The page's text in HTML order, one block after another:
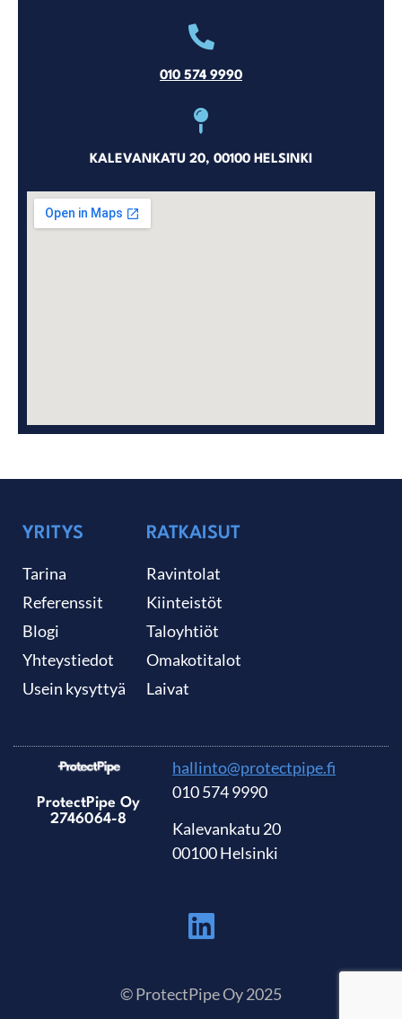
010 574 9990
KALEVANKATU 20, 00100 HELSINKI
YRITYS
Tarina
Referenssit
Blogi
Yhteystiedot
Usein kysyttyä
RATKAISUT
Ravintolat
Kiinteistöt
Taloyhtiöt
Omakotitalot
Laivat
ProtectPipe Oy
2746064-8
hallinto@protectpipe.fi
010 574 9990
Kalevankatu 20
00100 Helsinki
© ProtectPipe Oy 2025